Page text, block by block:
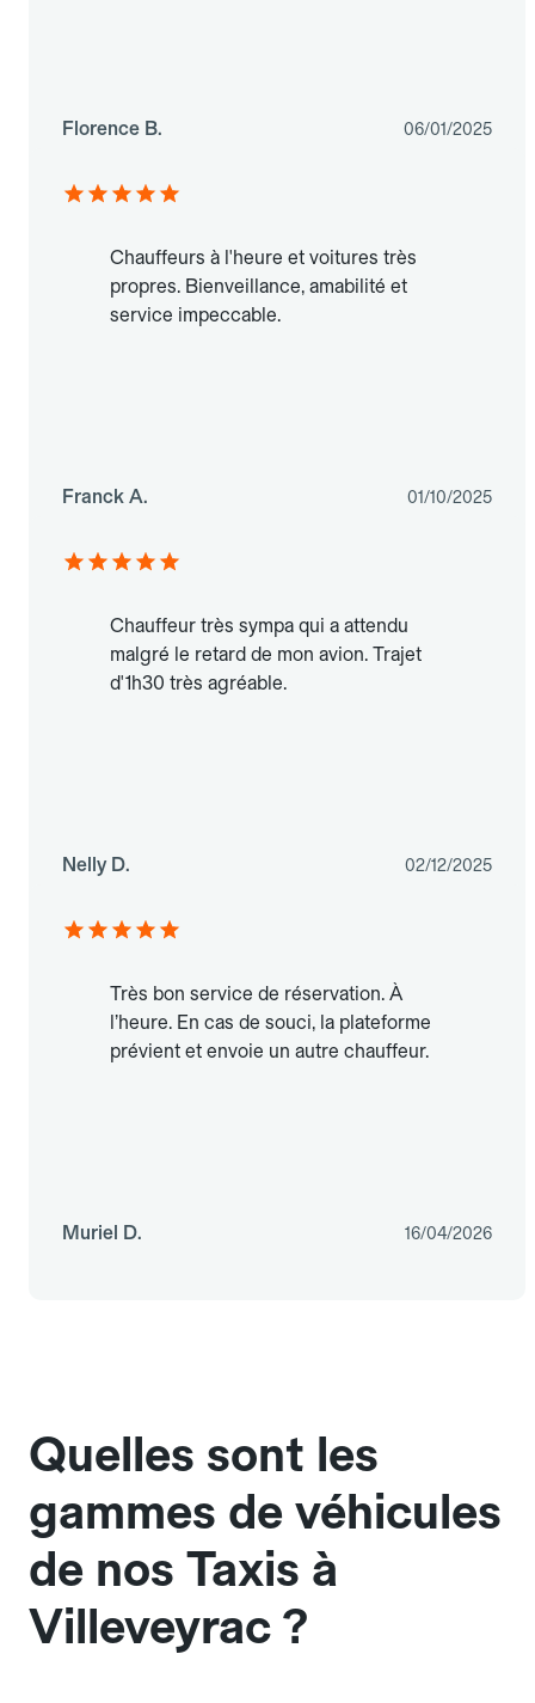
Florence B. 06/01/2025
Chauffeurs à l'heure et voitures très
propres. Bienveillance, amabilité et
service impeccable.
Franck A. 01/10/2025
Chauffeur très sympa qui a attendu
malgré le retard de mon avion. Trajet
d'1h30 très agréable.
Nelly D. 02/12/2025
Très bon service de réservation. À
l’heure. En cas de souci, la plateforme
prévient et envoie un autre chauffeur.
Muriel D. 16/04/2026
Quelles sont les
gammes de véhicules
de nos Taxis à
Villeveyrac ?